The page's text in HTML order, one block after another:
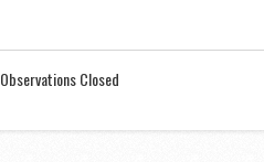
Observations Closed